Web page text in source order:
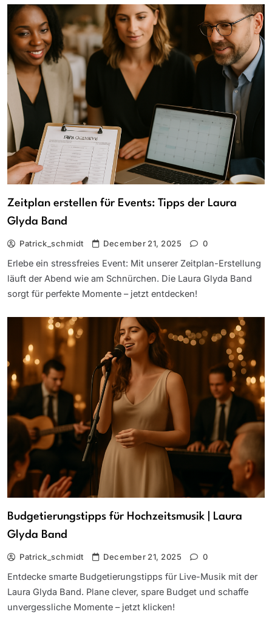
Zeitplan erstellen für Events: Tipps der Laura
Glyda Band
Patrick_schmidt December 21, 2025 0
Erlebe ein stressfreies Event: Mit unserer Zeitplan-Erstellung
läuft der Abend wie am Schnürchen. Die Laura Glyda Band
sorgt für perfekte Momente – jetzt entdecken!
Budgetierungstipps für Hochzeitsmusik | Laura
Glyda Band
Patrick_schmidt December 21, 2025 0
Entdecke smarte Budgetierungstipps für Live-Musik mit der
Laura Glyda Band. Plane clever, spare Budget und schaffe
unvergessliche Momente – jetzt klicken!